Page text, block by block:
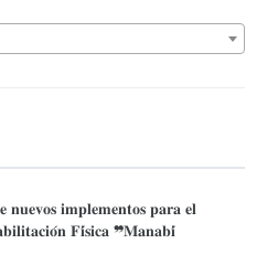
𝐧𝐮𝐞𝐯𝐨𝐬 𝐢𝐦𝐩𝐥𝐞𝐦𝐞𝐧𝐭𝐨𝐬 𝐩𝐚𝐫𝐚 𝐞𝐥
𝐅𝐢́𝐬𝐢𝐜𝐚 ❞𝐌𝐚𝐧𝐚𝐛𝐢́